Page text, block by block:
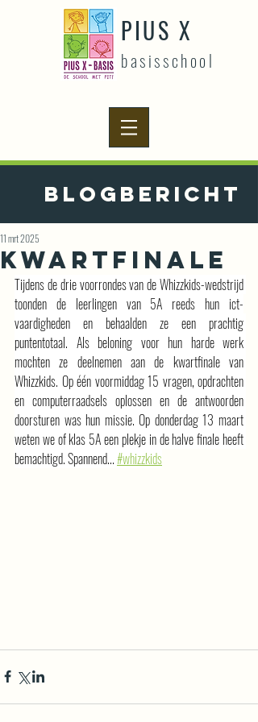
PIUS X
basisschool
Blogbericht
Kwartfinale
11 mrt 2025
Tijdens de drie voorrondes van de Whizzkids-wedstrijd
toonden de leerlingen van 5A reeds hun ict-
vaardigheden en behaalden ze een prachtig
puntentotaal. Als beloning voor hun harde werk
mochten ze deelnemen aan de kwartfinale van
Whizzkids. Op één voormiddag 15 vragen, opdrachten
en computerraadsels oplossen en de antwoorden
doorsturen was hun missie. Op donderdag 13 maart
weten we of klas 5A een plekje in de halve finale heeft
bemachtigd. Spannend... #whizzkids